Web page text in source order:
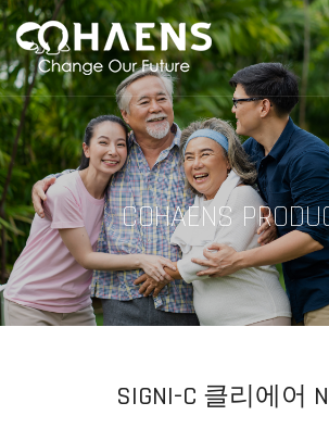
COHAENS
SIGNI-C 클리에어